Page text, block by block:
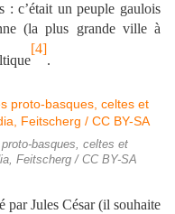
: c’était un peuple gaulois
(la plus grande ville à
[4]
.
basques, celtes et
Feitscherg / CC BY-SA
Jules César (il souhaite